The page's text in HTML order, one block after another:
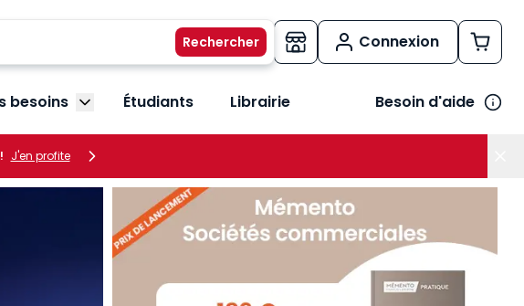
Connexion
sous-menu Vos métiers
besoins Afficher le sous-menu Vos besoins
Étudiants Librairie Besoin d'aide
J'en profite